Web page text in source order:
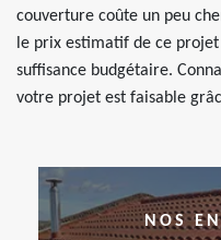
couverture coûte un peu
le prix estimatif de ce
suffisance budgétaire.
votre projet est faisable
NOS